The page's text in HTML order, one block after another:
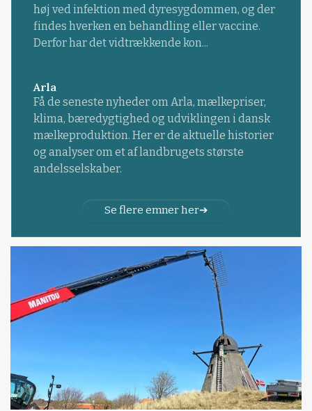
høj ved infektion med dyresygdommen, og der
findes hverken en behandling eller vaccine.
Derfor har det vidtrækkende kon...
Arla
Få de seneste nyheder om Arla, mælkepriser,
klima, bæredygtighed og udviklingen i dansk
mælkeproduktion. Her er de aktuelle historier
og analyser om et af landbrugets største
andelsselskaber.
Se flere emner her